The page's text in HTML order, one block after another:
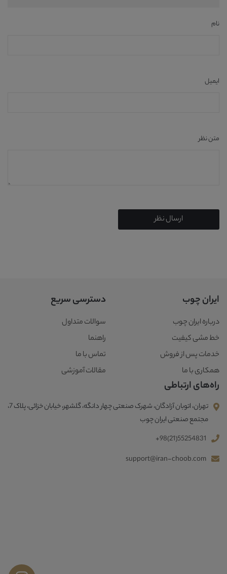
نام
ایمیل
متن نظر
ارسال نظر
ایران چوب
درباره ایران چوب
خط مشی کیفیت
خدمات پس از فروش
همکاری با ما
دسترسی سریع
سوالات متداول
راهنما
تماس با ما
مقالات آموزشی
راه‌های ارتباطی
تهران، اتوبان آزادگان، شهرک صنعتی چهار دانگه، گلشهر، خیابان خزائی، پلاک 7،
مجتمع صنعتی ایران چوب
+98(21)55254831
support@iran-choob.com